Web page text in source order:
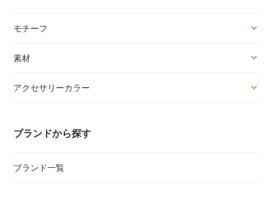
モチーフ
素材
アクセサリーカラー
ブランドから探す
ブランド一覧